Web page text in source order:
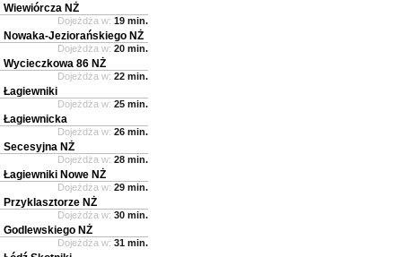
Wiewiórcza NŻ
Dojeżdża w: 19 min.
Nowaka-Jeziorańskiego NŻ
Dojeżdża w: 20 min.
Wycieczkowa 86 NŻ
Dojeżdża w: 22 min.
Łagiewniki
Dojeżdża w: 25 min.
Łagiewnicka
Dojeżdża w: 26 min.
Secesyjna NŻ
Dojeżdża w: 28 min.
Łagiewniki Nowe NŻ
Dojeżdża w: 29 min.
Przyklasztorze NŻ
Dojeżdża w: 30 min.
Godlewskiego NŻ
Dojeżdża w: 31 min.